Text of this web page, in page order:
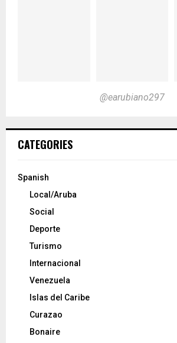
@earubiano297
CATEGORIES
Spanish
Local/Aruba
Social
Deporte
Turismo
Internacional
Venezuela
Islas del Caribe
Curazao
Bonaire